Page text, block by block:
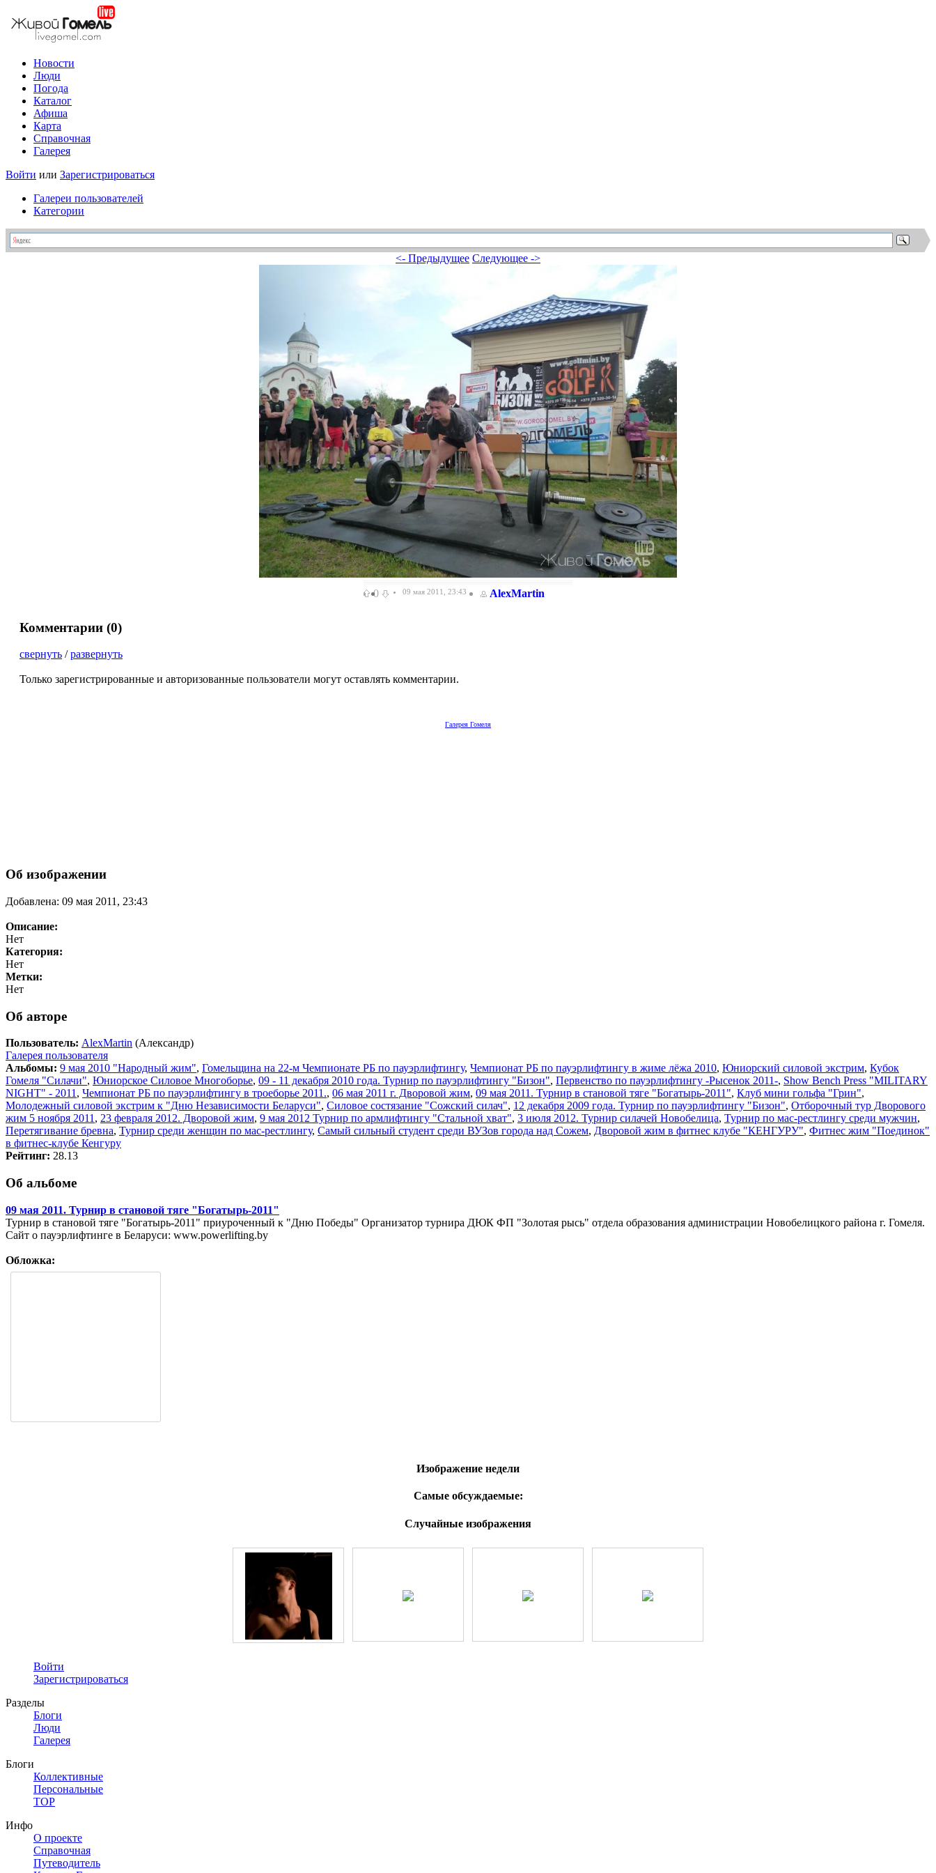
Новости
Люди
Погода
Каталог
Афиша
Карта
Справочная
Галерея
Войти или Зарегистрироваться
Галереи пользователей
Категории
<- Предыдущее Следующее ->
0 09 мая 2011, 23:43 AlexMartin
Комментарии (0)
свернуть /развернуть
Только зарегистрированные и авторизованные пользователи могут оставлять комментарии.
Галерея Гомеля
Об изображении
Добавлена: 09 мая 2011, 23:43
Описание:
Нет
Категория:
Нет
Метки:
Нет
Об авторе
Пользователь: AlexMartin (Александр)
Галерея пользователя
Альбомы: 9 мая 2010 "Народный жим", Гомельщина на 22-м Чемпионате РБ по пауэрлифтингу, Чемпионат РБ по пауэрлифтингу в жиме лёжа 2010, Юниорский силовой экстрим, Кубок
Гомеля "Силачи", Юниорское Силовое Многоборье, 09 - 11 декабря 2010 года. Турнир по пауэрлифтингу "Бизон", Первенство по пауэрлифтингу -Рысенок 2011-, Show Bench Press "MILITARY
NIGHT" - 2011 , Чемпионат РБ по пауэрлифтингу в троеборье 2011., 06 мая 2011 г. Дворовой жим, 09 мая 2011. Турнир в становой тяге "Богатырь-2011", Клуб мини гольфа "Грин",
Молодежный силовой экстрим к "Дню Независимости Беларуси", Силовое состязание "Сожский силач", 12 декабря 2009 года. Турнир по пауэрлифтингу "Бизон", Отборочный тур Дворового
жим 5 ноября 2011 , 23 февраля 2012. Дворовой жим, 9 мая 2012 Турнир по армлифтингу "Стальной хват", 3 июля 2012. Турнир силачей Новобелица, Турнир по мас-рестлингу среди мужчин,
Перетягивание бревна, Турнир среди женщин по мас-рестлингу, Самый сильный студент среди ВУЗов города над Сожем, Дворовой жим в фитнес клубе "КЕНГУРУ", Фитнес жим "Поединок"
в фитнес-клубе Кенгуру
Рейтинг: 28.13
Об альбоме
09 мая 2011. Турнир в становой тяге "Богатырь-2011"
Турнир в становой тяге "Богатырь-2011" приуроченный к "Дню Победы" Организатор турнира ДЮК ФП "Золотая рысь" отдела образования администрации Новобелицкого района г. Гомеля.
Сайт о пауэрлифтинге в Беларуси: www.powerlifting.by
Обложка:
Изображение недели
Самые обсуждаемые:
Случайные изображения
Войти
Зарегистрироваться
Разделы
Блоги
Люди
Галерея
Блоги
Коллективные
Персональные
TOP
Инфо
О проекте
Справочная
Путеводитель